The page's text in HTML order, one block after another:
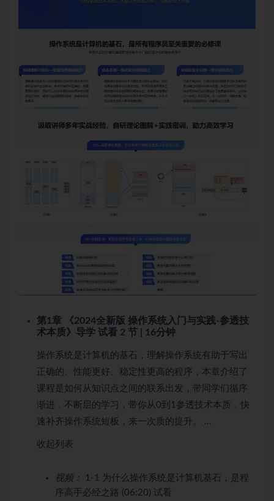
第1章 《2024全新版 操作系统入门与实践-参透技
术本质》导学 试看 2 节 | 16分钟
操作系统是计算机的基石，理解操作系统有助于写出
正确的、性能更好、稳定性更高的程序，本章介绍了
课程是如何从知识点之间的联系出发，带同学们循序
渐进，不断层的学习，带你从0到1参透技术本质，快
速补齐操作系统短板，来一次质的提升。 …
收起列表
视频：
1-1 为什么操作系统是计算机基石，是程
序高手必经之路 (06:20) 试看